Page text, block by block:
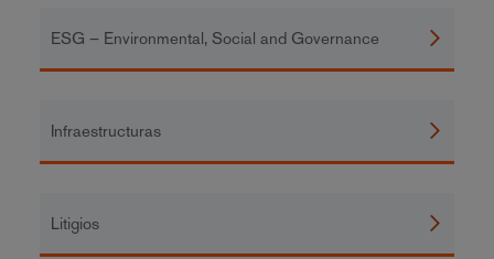
ESG – Environmental, Social and Governance
Infraestructuras
Litigios